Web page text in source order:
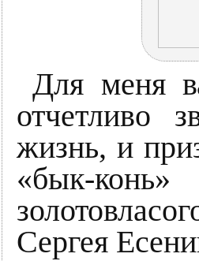
Для меня
отчетливо
жизнь, и
«бык-
Сергея